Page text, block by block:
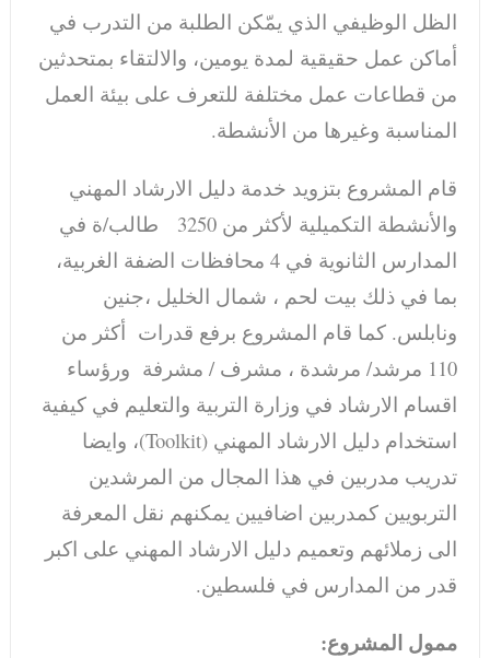
الظل الوظيفي الذي يمّكن الطلبة من التدرب في
أماكن عمل حقيقية لمدة يومين، والالتقاء بمتحدثين
من قطاعات عمل مختلفة للتعرف على بيئة العمل
المناسبة وغيرها من الأنشطة.
قام المشروع بتزويد خدمة دليل الارشاد المهني
والأنشطة التكميلية لأكثر من 3250 طالب/ة في
المدارس الثانوية في 4 محافظات الضفة الغربية،
بما في ذلك بيت لحم ، شمال الخليل ،جنين
ونابلس. كما قام المشروع برفع قدرات أكثر من
110 مرشد/ مرشدة ، مشرف / مشرفة ورؤساء
اقسام الارشاد في وزارة التربية والتعليم في كيفية
استخدام دليل الارشاد المهني (Toolkit)، وايضا
تدريب مدربين في هذا المجال من المرشدين
التربويين كمدربين اضافيين يمكنهم نقل المعرفة
الى زملائهم وتعميم دليل الارشاد المهني على اكبر
قدر من المدارس في فلسطين.
ممول المشروع: